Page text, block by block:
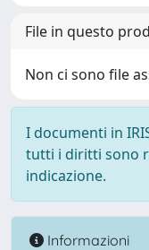
File in questo
Non ci sono file
I documenti in
tutti i diritti sono
indicazione.
Informazioni